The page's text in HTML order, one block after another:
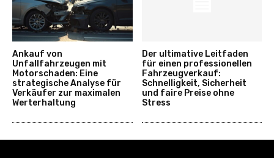
Ankauf von
Unfallfahrzeugen mit
Motorschaden: Eine
strategische Analyse für
Verkäufer zur maximalen
Werterhaltung
Der ultimative Leitfaden
für einen professionellen
Fahrzeugverkauf:
Schnelligkeit, Sicherheit
und faire Preise ohne
Stress